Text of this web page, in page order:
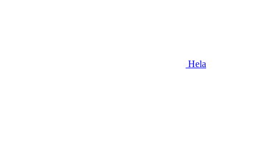
Hela